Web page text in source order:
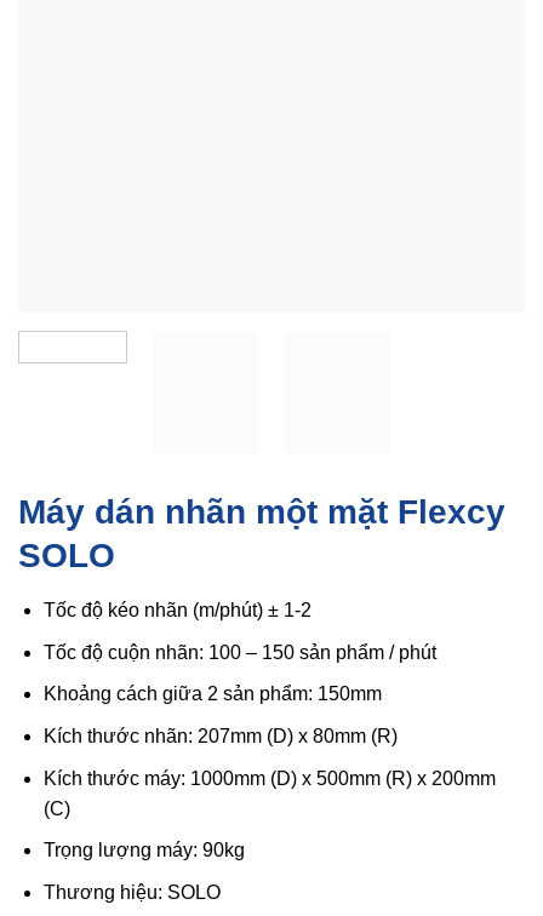
Máy dán nhãn một mặt Flexcy
SOLO
Tốc độ kéo nhãn (m/phút) ± 1-2
Tốc độ cuộn nhãn: 100 – 150 sản phẩm / phút
Khoảng cách giữa 2 sản phẩm: 150mm
Kích thước nhãn: 207mm (D) x 80mm (R)
Kích thước máy: 1000mm (D) x 500mm (R) x 200mm
(C)
Trọng lượng máy: 90kg
Thương hiệu: SOLO